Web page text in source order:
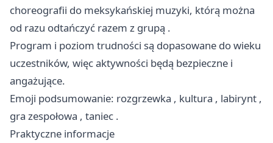
choreografii do meksykańskiej muzyki, którą można
od razu odtańczyć razem z grupą .
Program i poziom trudności są dopasowane do wieku
uczestników, więc aktywności będą bezpieczne i
angażujące.
Emoji podsumowanie: rozgrzewka , kultura , labirynt ,
gra zespołowa , taniec .
Praktyczne informacje